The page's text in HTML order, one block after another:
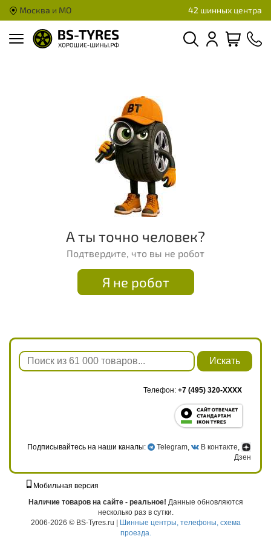
Москва и МО 42 шинных центра
А ты точно человек?
Подтвердите, что вы не робот
Я не робот
Искать
Телефон: +7 (495) 320-XXXX
Подписывайтесь на наши каналы: Telegram , В контакте
Дзен
Мобильная версия
Наличие товаров на сайте - реальное! Данные обновляются
несколько раз в сутки.
2006-2026 © BS-Tyres.ru | Шинные центры, телефоны, схема
проезда.